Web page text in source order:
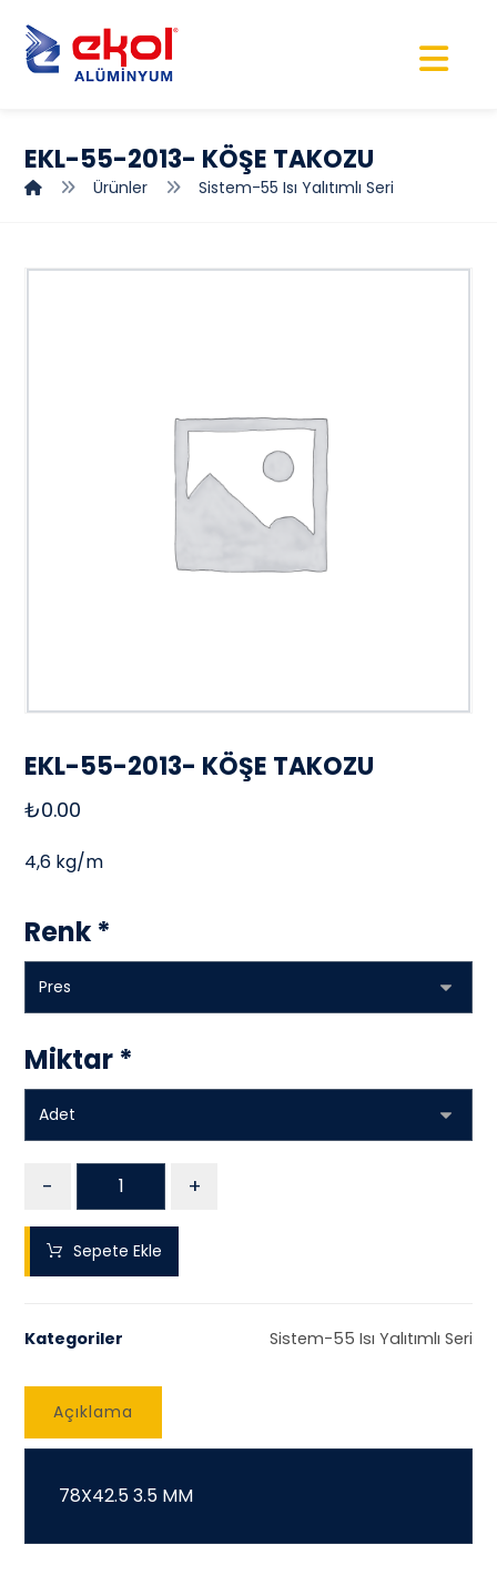
EKL-55-2013- KÖŞE TAKOZU
Ürünler Sistem-55 Isı Yalıtımlı Seri
EKL-55-2013- KÖŞE TAKOZU
₺0.00
4,6 kg/m
Renk *
Miktar *
- +
Sepete Ekle
Kategoriler Sistem-55 Isı Yalıtımlı Seri
Açıklama
78X42.5 3.5 MM